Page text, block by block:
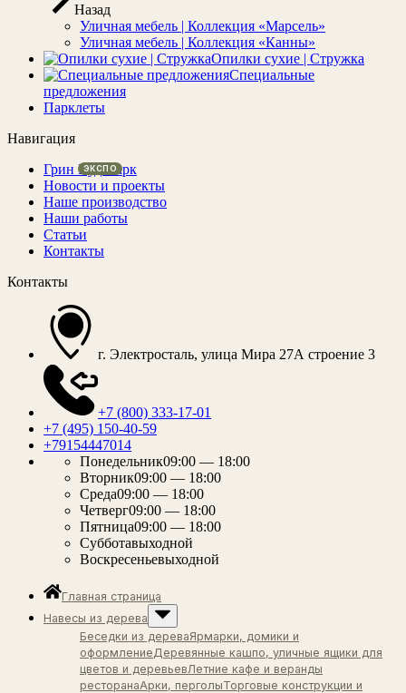
Назад
Уличная мебель | Коллекция «Марсель»
Уличная мебель | Коллекция «Канны»
Опилки сухие | Стружка
Специальные
предложения
Парклеты
Навигация
Грин Вуд Парк
Новости и проекты
Наше производство
Наши работы
Статьи
Контакты
Контакты
г. Электросталь, улица Мира 27А строение 3
+7 (800) 333-17-01
+7 (495) 150-40-59
+79154447014
Понедельник09:00 — 18:00
Вторник09:00 — 18:00
Среда09:00 — 18:00
Четверг09:00 — 18:00
Пятница09:00 — 18:00
Субботавыходной
Воскресеньевыходной
Главная страница
Навесы из дерева
Беседки из дереваЯрмарки, домики и
оформление Деревянные кашпо, уличные ящики для
цветов и деревьевЛетние кафе и веранды
ресторанаАрки, перголыТорговые конструкции и